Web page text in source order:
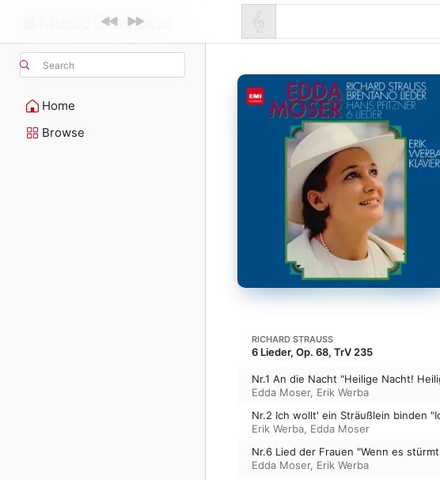
Search
Home
Browse
RICHARD STRAUSS
6 Lieder, Op. 68, TrV 235
Nr.1 An die Nacht "Heilige Nacht!
Edda Moser, Erik Werba
Nr.2 Ich wollt' ein Sträußlein binden
Erik Werba, Edda Moser
Nr.6 Lied der Frauen "Wenn es
Edda Moser, Erik Werba